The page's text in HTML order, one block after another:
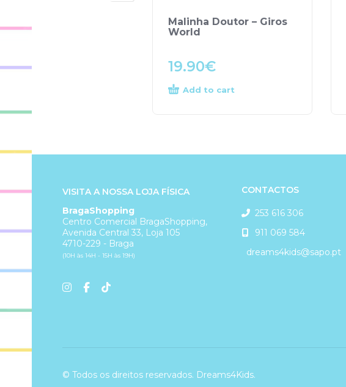
Malinha Doutor – Giros
World
19.90€
Add to cart
VISITA A NOSSA LOJA FÍSICA
BragaShopping
Centro Comercial BragaShopping,
Avenida Central 33, Loja 105
4710-229 - Braga
(10H às 14H - 15H às 19H)
CONTACTOS
253 616 306
911 069 584
dreams4kids@sapo.pt
© Todos os direitos reservados. Dreams4Kids.